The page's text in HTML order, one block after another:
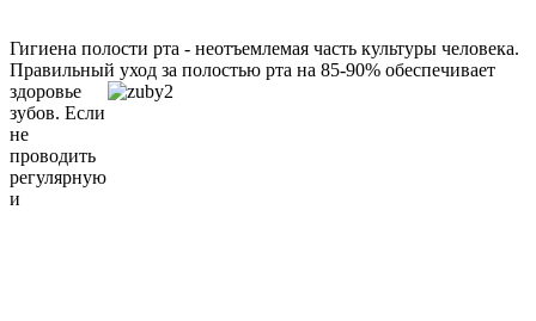
Гигиена полости рта - неотъемлемая часть культуры человека.
Правильный уход за полостью рта на 85-90% обеспечивает
здоровье
зубов. Если
не
проводить
регулярную
и